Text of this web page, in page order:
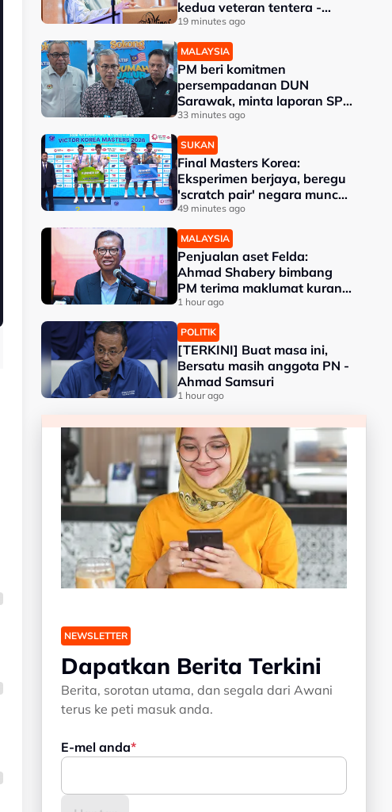
kedua veteran tentera -
Wan Azizah
19 minutes ago
MALAYSIA
PM beri komitmen
persempadanan DUN
Sarawak, minta laporan SPR
- Fahmi
33 minutes ago
SUKAN
Final Masters Korea:
Eksperimen berjaya, beregu
'scratch pair' negara muncul
juara!
49 minutes ago
MALAYSIA
Penjualan aset Felda:
Ahmad Shabery bimbang
PM terima maklumat kurang
tepat
1 hour ago
POLITIK
[TERKINI] Buat masa ini,
Bersatu masih anggota PN -
Ahmad Samsuri
1 hour ago
NEWSLETTER
Dapatkan Berita Terkini
Berita, sorotan utama, dan segala dari Awani
terus ke peti masuk anda.
E-mel anda